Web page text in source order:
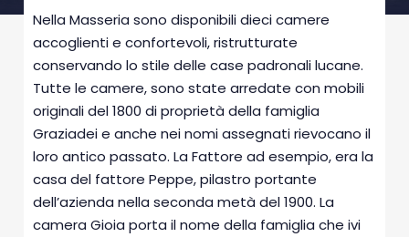
Nella Masseria sono disponibili dieci camere
accoglienti e confortevoli, ristrutturate
conservando lo stile delle case padronali lucane.
Tutte le camere, sono state arredate con mobili
originali del 1800 di proprietà della famiglia
Graziadei e anche nei nomi assegnati rievocano il
loro antico passato. La Fattore ad esempio, era la
casa del fattore Peppe, pilastro portante
dell’azienda nella seconda metà del 1900. La
camera Gioia porta il nome della famiglia che ivi